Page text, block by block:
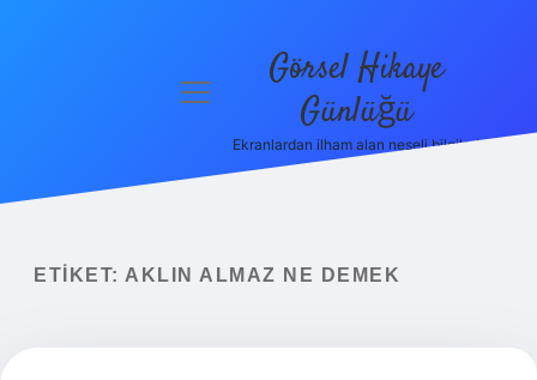
menüyü
Görsel Hikaye
Günlüğü
Ekranlardan ilham alan neşeli bilgiler!
ETIKET: AKLIN ALMAZ NE DEMEK